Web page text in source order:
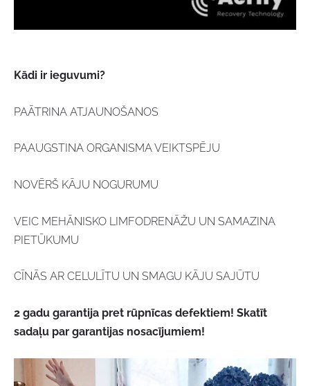
Kādi ir ieguvumi?
PAĀTRINA ATJAUNOŠANOS
PAAUGSTINA ORGANISMA VEIKTSPĒJU
NOVĒRŠ KĀJU NOGURUMU
VEIC MEHĀNISKO LIMFODRENĀŽU UN SAMAZINA
PIETŪKUMU
CĪNĀS AR CELULĪTU UN SMAGU KĀJU SAJŪTU
2 gadu garantija pret rūpnīcas defektiem! Skatīt
sadaļu par garantijas nosacījumiem!